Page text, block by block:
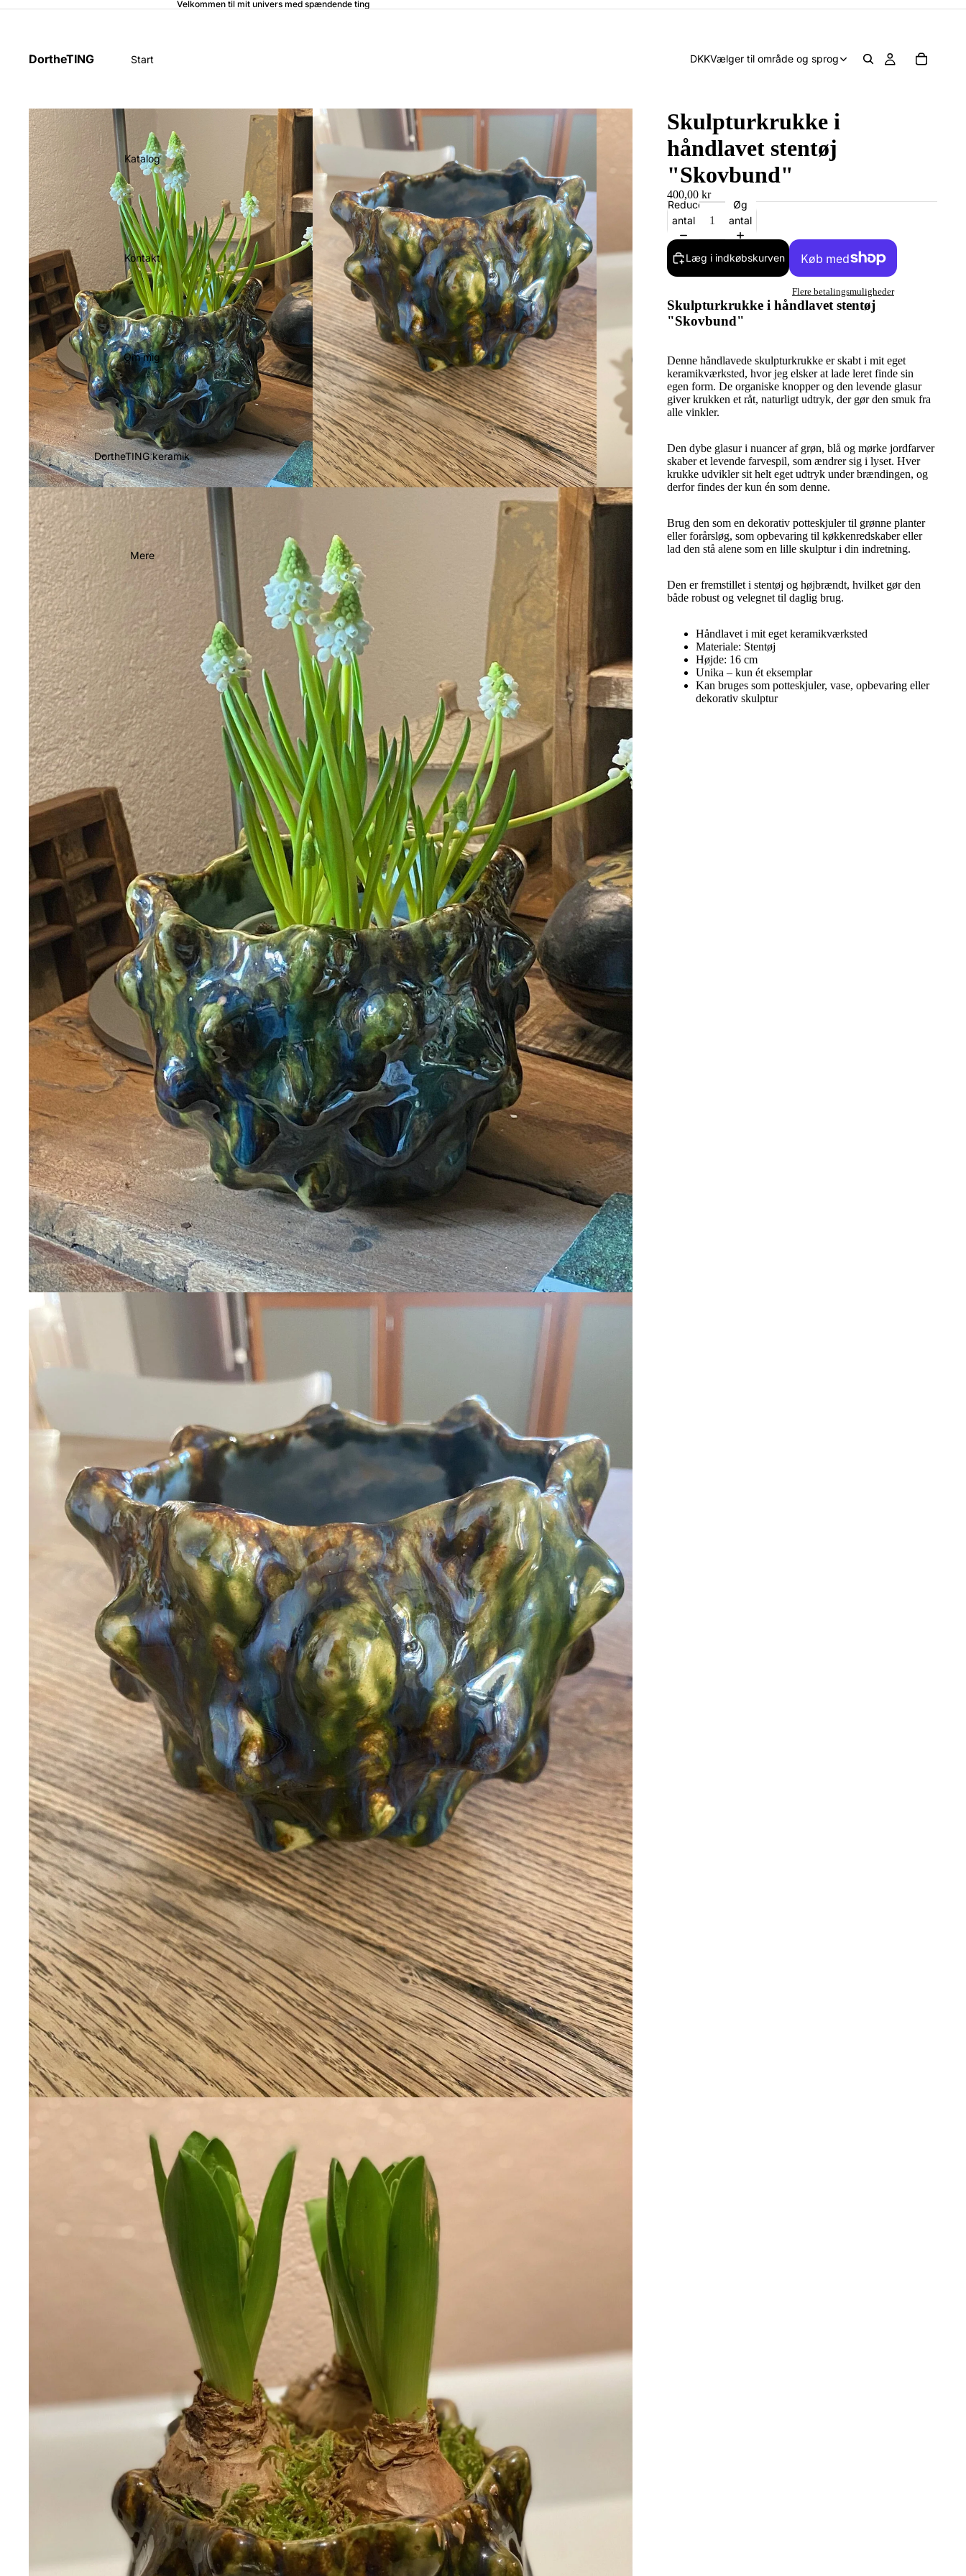
Velkommen til mit univers med spændende ting
DortheTING Start
Katalog
Kontakt
Om mig
DortheTING keramik
Mere
DKKVælger til område og sprog
Skulpturkrukke i
håndlavet stentøj
"Skovbund"
400,00 kr
Reducer
antal
Øg
antal
Læg i indkøbskurven
Flere betalingsmuligheder
Skulpturkrukke i håndlavet stentøj
"Skovbund"
Denne håndlavede skulpturkrukke er skabt i mit eget
keramikværksted, hvor jeg elsker at lade leret finde sin
egen form. De organiske knopper og den levende glasur
giver krukken et råt, naturligt udtryk, der gør den smuk fra
alle vinkler.
Den dybe glasur i nuancer af grøn, blå og mørke jordfarver
skaber et levende farvespil, som ændrer sig i lyset. Hver
krukke udvikler sit helt eget udtryk under brændingen, og
derfor findes der kun én som denne.
Brug den som en dekorativ potteskjuler til grønne planter
eller forårsløg, som opbevaring til køkkenredskaber eller
lad den stå alene som en lille skulptur i din indretning.
Den er fremstillet i stentøj og højbrændt, hvilket gør den
både robust og velegnet til daglig brug.
Håndlavet i mit eget keramikværksted
Materiale: Stentøj
Højde: 16 cm
Unika – kun ét eksemplar
Kan bruges som potteskjuler, vase, opbevaring eller
dekorativ skulptur